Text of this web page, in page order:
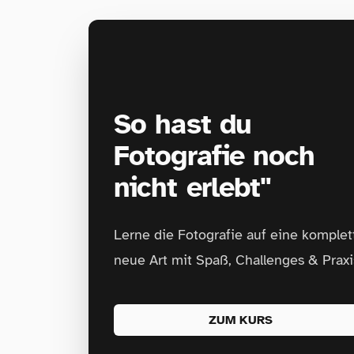
So hast du
Fotografie noch
nicht erlebt"
Lerne die Fotografie auf eine
neue Art mit Spaß, Challenges &
ZUM KURS